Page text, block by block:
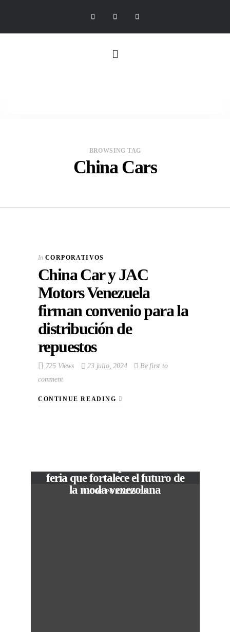
BROWSING TAG
China Cars
In CORPORATIVOS
China Car y JAC
Motors Venezuela
firman convenio para la
distribución de
repuestos
725 Views 23 julio, 2024
Be first to
comment
CONTINUE READING
In CORPORATIVOS
feria que fortalece el futuro de
la moda venezolana